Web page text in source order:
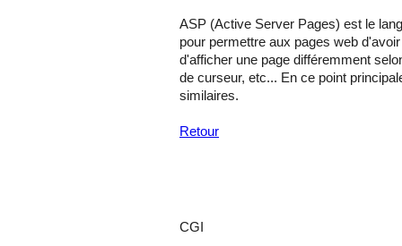
ASP (Active Server Pages) est le
pour permettre aux pages web
d'afficher une page différemment
de curseur, etc... En ce point
similaires.
Retour
CGI